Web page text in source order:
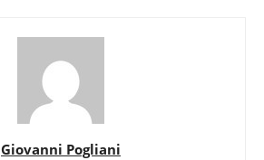
Giovanni Pogliani